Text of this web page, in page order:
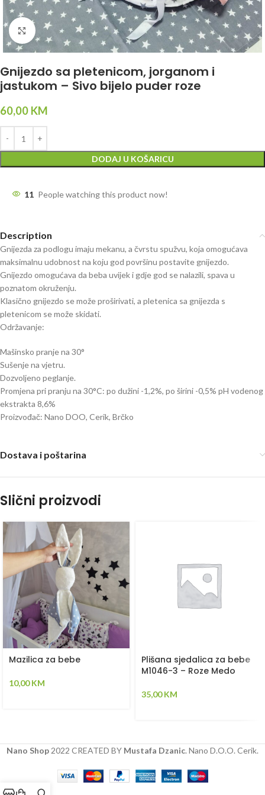
Click to enlarge
Gnijezdo sa pletenicom, jorganom i
jastukom – Sivo bijelo puder roze
60,00 KM
DODAJ U KOŠARICU
11 People watching this product now!
Description
Gnijezda za podlogu imaju mekanu, a čvrstu spužvu, koja omogućava
maksimalnu udobnost na koju god površinu postavite gnijezdo.
Gnijezdo omogućava da beba uvijek i gdje god se nalazili, spava u
poznatom okruženju.
Klasično gnijezdo se može proširivati, a pletenica sa gnijezda s
pletenicom se može skidati.
Održavanje:
Mašinsko pranje na 30°
Sušenje na vjetru.
Dozvoljeno peglanje.
Promjena pri pranju na 30°C: po dužini -1,2%, po širini -0,5% pH vodenog
ekstrakta 8,6%
Proizvođač: Nano DOO, Cerik, Brčko
Dostava i poštarina
Slični proizvodi
Mazilica za bebe
10,00KM
Plišana sjedalica za bebe
M1046-3 – Roze Medo
35,00KM
Nano Shop 2022 CREATED BY Mustafa Dzanic. Nano D.O.O. Cerik.